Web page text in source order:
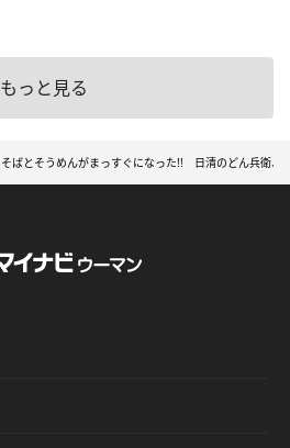
もっと見る
そばとそうめんがまっすぐになった!! 日清のどん兵衛、